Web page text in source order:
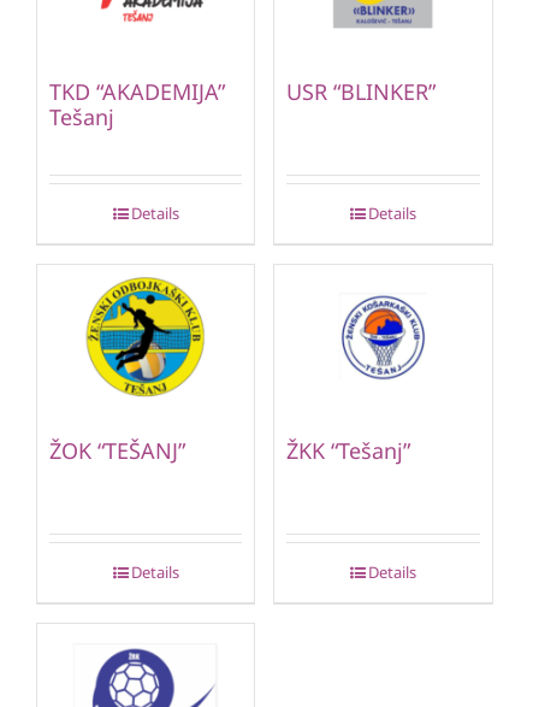
TKD “AKADEMIJA”
Tešanj
Details
USR “BLINKER”
Details
ŽOK “TEŠANJ”
Details
ŽKK “Tešanj”
Details